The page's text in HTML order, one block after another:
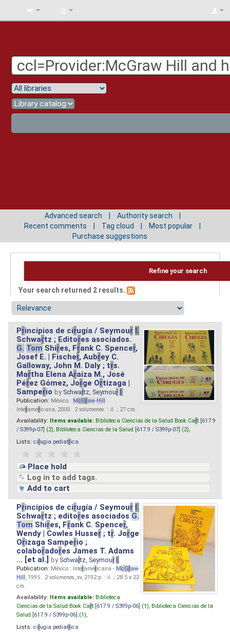
BIBLIOTECA
Advanced search
Authority search
Recent comments
Tag cloud
Most popular
Purchase suggestions
Refine your search
Your search returned 2 results.
Principios de cirugía / Seymour I.
Schwartz ; Editores asociados.
G. Tom Shires, Frank C. Spencer,
Josef E. | Fischer, Aubrey C.
Galloway, John M. Daly ; trs.
Martha Elena Araiza M., José
Pérez Gómez, Jorge Ortizaga |
Samperio by Schwartz, Seymour I.
Publication: México : McGraw-Hill
Interamericana, 2000 . 2 volumenes. : il. ; 27 cm.
Availability: Items available: Biblioteca Ciencias de la Salud Book Cart [ 617.9
/ S399p-07 ] (2), Biblioteca Ciencias de la Salud [ 617.9 / S399p-07 ] (2),
Lists: cirugia pediatrica
Place hold
Log in to add tags.
Add to cart
Principios de cirugía / Seymour I.
Schwartz ; editores asociados G.
Tom Shires, Frank C. Spencer,
Wendy | Cowles Husser ; tr. Jorge
Orizaga Samperio ;
colaboradores James T. Adams
... [et al.]by Schwartz, Seymour I.
Publication: México : Interamericana - McGraw-
Hill, 1995 . 2 volúmenes, xv, 2192 p. : il. ; 28.5 x 22
cm.
Availability: Items available: Biblioteca
Ciencias de la Salud Book Cart [ 617.9 / S399p-06 ] (1), Biblioteca Ciencias de la
Salud [ 617.9 / S399p-06 ] (1),
Lists: cirugia pediatrica